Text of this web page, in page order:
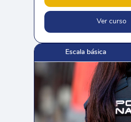
Ver curso
Escala básica